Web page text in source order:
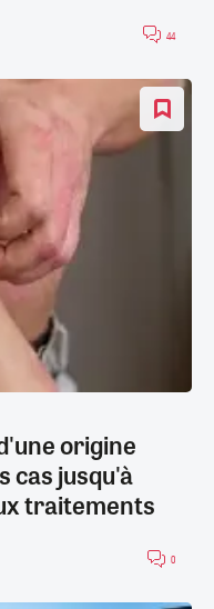
44
origine
cas jusqu'à
traitements
0